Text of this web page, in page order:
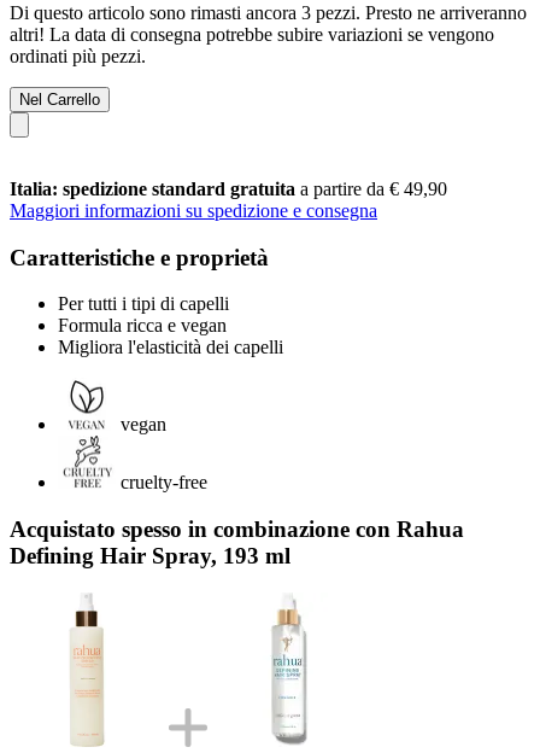
Di questo articolo sono rimasti ancora 3 pezzi. Presto ne arriveranno
altri! La data di consegna potrebbe subire variazioni se vengono
ordinati più pezzi.
Nel Carrello
Italia: spedizione standard gratuita a partire da € 49,90
Maggiori informazioni su spedizione e consegna
Caratteristiche e proprietà
Per tutti i tipi di capelli
Formula ricca e vegan
Migliora l'elasticità dei capelli
vegan
cruelty-free
Acquistato spesso in combinazione con Rahua
Defining Hair Spray, 193 ml